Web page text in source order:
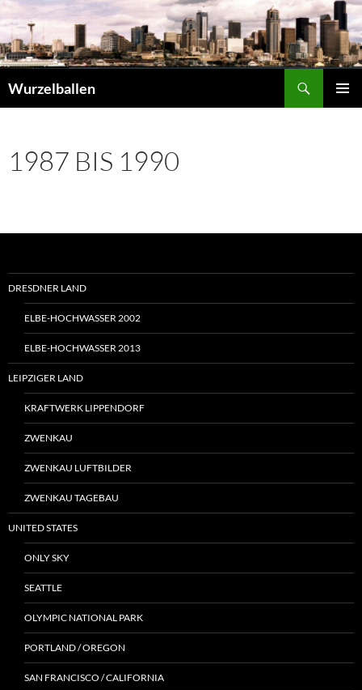
Zum
Inhalt
springen
Wurzelballen
1987 BIS 1990
DRESDNER LAND
ELBE-HOCHWASSER 2002
ELBE-HOCHWASSER 2013
LEIPZIGER LAND
KRAFTWERK LIPPENDORF
ZWENKAU
ZWENKAU LUFTBILDER
ZWENKAU TAGEBAU
UNITED STATES
ONLY SKY
SEATTLE
OLYMPIC NATIONAL PARK
PORTLAND / OREGON
SAN FRANCISCO / CALIFORNIA